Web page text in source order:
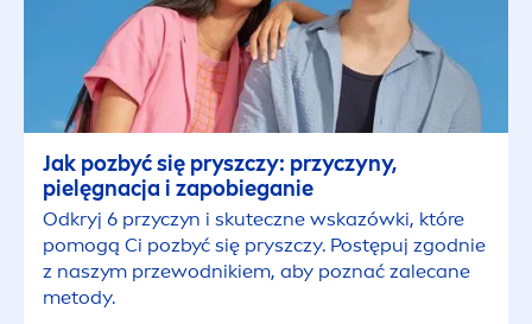
WYBRANE FILTRY
Jak pozbyć się pryszczy: przyczyny,
pielęgnacja i zapobieganie
Odkryj 6 przyczyn i skuteczne wskazówki, które
pomogą Ci pozbyć się pryszczy. Postępuj zgodnie
z naszym przewodnikiem, aby poznać zalecane
metody.